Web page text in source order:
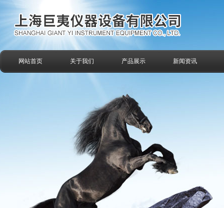
网站首页 关于我们 产品展示 新闻资讯